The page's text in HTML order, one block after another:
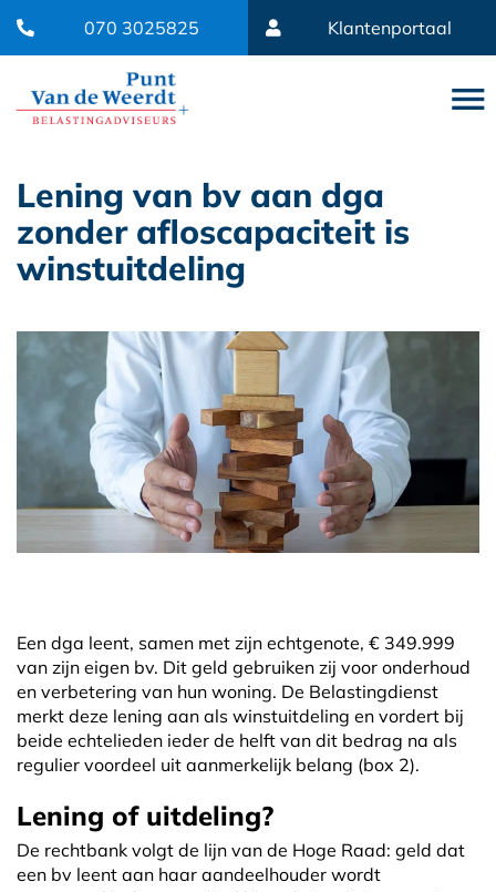
070 3025825 Klantenportaal
Lening van bv aan dga
zonder afloscapaciteit is
winstuitdeling
Een dga leent, samen met zijn echtgenote, € 349.999
van zijn eigen bv. Dit geld gebruiken zij voor onderhoud
en verbetering van hun woning. De Belastingdienst
merkt deze lening aan als winstuitdeling en vordert bij
beide echtelieden ieder de helft van dit bedrag na als
regulier voordeel uit aanmerkelijk belang (box 2).
Lening of uitdeling?
De rechtbank volgt de lijn van de Hoge Raad: geld dat
een bv leent aan haar aandeelhouder wordt